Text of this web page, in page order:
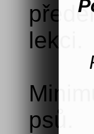
lekci.
psů.